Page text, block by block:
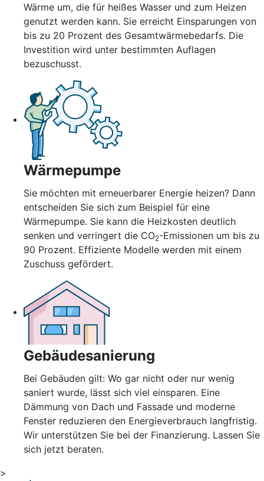
Wärme um, die für heißes Wasser und zum Heizen
genutzt werden kann. Sie erreicht Einsparungen von
bis zu 20 Prozent des Gesamtwärmebedarfs. Die
Investition wird unter bestimmten Auflagen
bezuschusst.
Wärmepumpe
Sie möchten mit erneuerbarer Energie heizen? Dann
entscheiden Sie sich zum Beispiel für eine
Wärmepumpe. Sie kann die Heizkosten deutlich
senken und verringert die CO2-Emissionen um bis zu
90 Prozent. Effiziente Modelle werden mit einem
Zuschuss gefördert.
Gebäudesanierung
Bei Gebäuden gilt: Wo gar nicht oder nur wenig
saniert wurde, lässt sich viel einsparen. Eine
Dämmung von Dach und Fassade und moderne
Fenster reduzieren den Energieverbrauch langfristig.
Wir unterstützen Sie bei der Finanzierung. Lassen Sie
sich jetzt beraten.
>